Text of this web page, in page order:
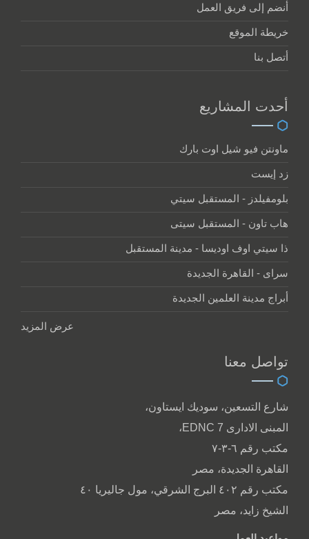
أنضم إلى فريق العمل
خريطة الموقع
أتصل بنا
أحدت المشاريع
ماونتن فيو شيل اوت بارك
زد إيست
بلومفيلدز - المستقبل سيتي
هاب تاون - المستقبل سيتى
ذا سيتي اوف اوديسا - مدينة المستقبل
سراى - القاهرة الجديدة
أبراج مدينة العلمين الجديدة
عرض المزيد
تواصل معنا
شارع التسعين، سوديك ايستاون،
المبنى الادارى EDNC 7،
مكتب رقم ٦-٣-٧
القاهرة الجديدة، مصر
مكتب رقم ٤٠٢ البرج الشرقي، مول جاليريا ٤٠
الشيخ زايد، مصر